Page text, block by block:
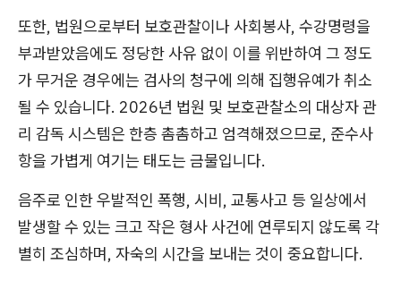
또한, 법원으로부터 보호관찰이나 사회봉사, 수강명령을
부과받았음에도 정당한 사유 없이 이를 위반하여 그 정도
가 무거운 경우에는 검사의 청구에 의해 집행유예가 취소
될 수 있습니다. 2026년 법원 및 보호관찰소의 대상자 관
리 감독 시스템은 한층 촘촘하고 엄격해졌으므로, 준수사
항을 가볍게 여기는 태도는 금물입니다.
음주로 인한 우발적인 폭행, 시비, 교통사고 등 일상에서
발생할 수 있는 크고 작은 형사 사건에 연루되지 않도록 각
별히 조심하며, 자숙의 시간을 보내는 것이 중요합니다.